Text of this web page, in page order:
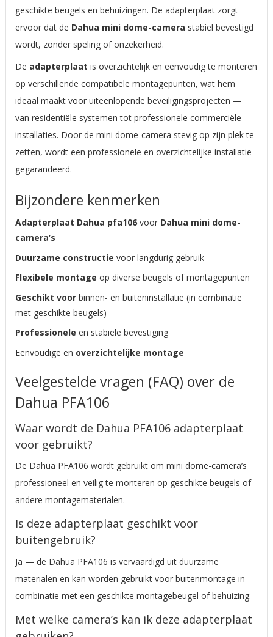
geschikte beugels en behuizingen. De adapterplaat zorgt
ervoor dat de Dahua mini dome-camera stabiel bevestigd
wordt, zonder speling of onzekerheid.
De adapterplaat is overzichtelijk en eenvoudig te monteren
op verschillende compatibele montagepunten, wat hem
ideaal maakt voor uiteenlopende beveiligingsprojecten —
van residentiële systemen tot professionele commerciële
installaties. Door de mini dome-camera stevig op zijn plek te
zetten, wordt een professionele en overzichtelijke installatie
gegarandeerd.
Bijzondere kenmerken
Adapterplaat Dahua pfa106voor Dahua mini dome-
camera’s
Duurzame constructie voor langdurig gebruik
Flexibele montage op diverse beugels of montagepunten
Geschikt voorbinnen- en buiteninstallatie (in combinatie
met geschikte beugels)
Professionele en stabiele bevestiging
Eenvoudige en overzichtelijke montage
Veelgestelde vragen (FAQ) over de
Dahua PFA106
Waar wordt de Dahua PFA106 adapterplaat
voor gebruikt?
De Dahua PFA106 wordt gebruikt om mini dome-camera’s
professioneel en veilig te monteren op geschikte beugels of
andere montagematerialen.
Is deze adapterplaat geschikt voor
buitengebruik?
Ja — de Dahua PFA106 is vervaardigd uit duurzame
materialen en kan worden gebruikt voor buitenmontage in
combinatie met een geschikte montagebeugel of behuizing.
Met welke camera’s kan ik deze adapterplaat